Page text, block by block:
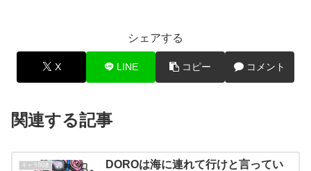
シェアする
X LINE コピー コメント
関連する記事
キャラ関連
DOROは海に連れて行けと言ってい